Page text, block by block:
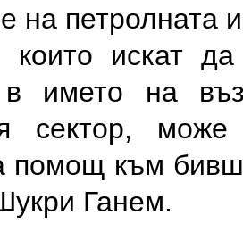
на петролната
искат да
името на
сектор,
помощ към
Ганем.